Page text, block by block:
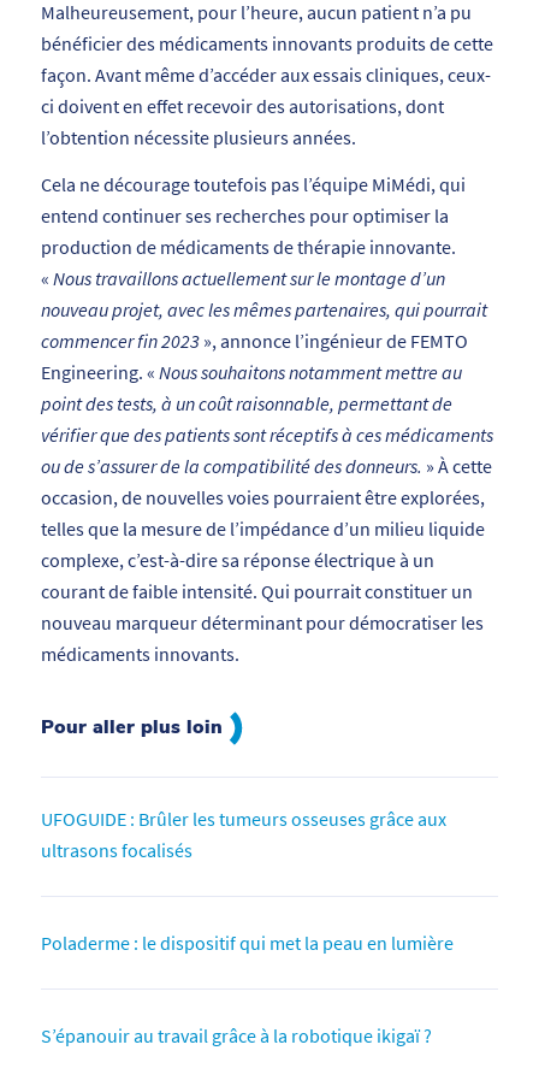
Malheureusement, pour l’heure, aucun patient n’a pu
bénéficier des médicaments innovants produits de cette
façon. Avant même d’accéder aux essais cliniques, ceux-
ci doivent en effet recevoir des autorisations, dont
l’obtention nécessite plusieurs années.
Cela ne décourage toutefois pas l’équipe MiMédi, qui
entend continuer ses recherches pour optimiser la
production de médicaments de thérapie innovante.
« Nous travaillons actuellement sur le montage d’un
nouveau projet, avec les mêmes partenaires, qui pourrait
commencer fin 2023», annonce l’ingénieur de FEMTO
Engineering. « Nous souhaitons notamment mettre au
point des tests, à un coût raisonnable, permettant de
vérifier que des patients sont réceptifs à ces médicaments
ou de s’assurer de la compatibilité des donneurs. » À cette
occasion, de nouvelles voies pourraient être explorées,
telles que la mesure de l’impédance d’un milieu liquide
complexe, c’est-à-dire sa réponse électrique à un
courant de faible intensité. Qui pourrait constituer un
nouveau marqueur déterminant pour démocratiser les
médicaments innovants.
Pour aller plus loin
UFOGUIDE : Brûler les tumeurs osseuses grâce aux
ultrasons focalisés
Poladerme : le dispositif qui met la peau en lumière
S’épanouir au travail grâce à la robotique ikigaï ?